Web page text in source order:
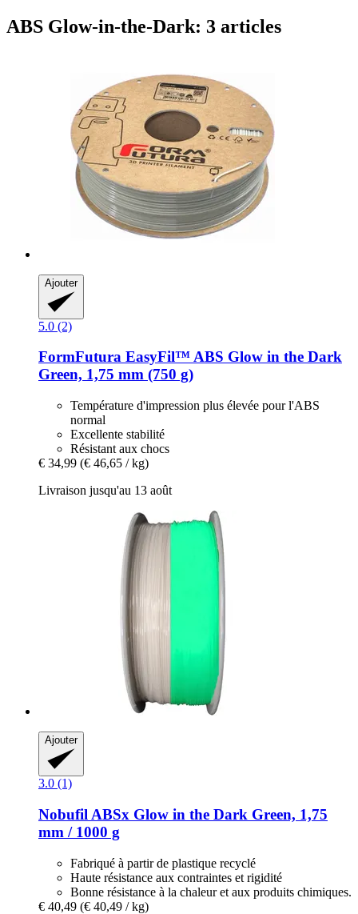
ABS Glow-in-the-Dark: 3 articles
Ajouter
5.0 (2)
FormFutura EasyFil™ ABS Glow in the Dark
Green, 1,75 mm (750 g)
Température d'impression plus élevée pour l'ABS
normal
Excellente stabilité
Résistant aux chocs
€ 34,99 (€ 46,65 / kg)
Livraison jusqu'au 13 août
Ajouter
3.0 (1)
Nobufil ABSx Glow in the Dark Green, 1,75
mm / 1000 g
Fabriqué à partir de plastique recyclé
Haute résistance aux contraintes et rigidité
Bonne résistance à la chaleur et aux produits chimiques.
€ 40,49 (€ 40,49 / kg)